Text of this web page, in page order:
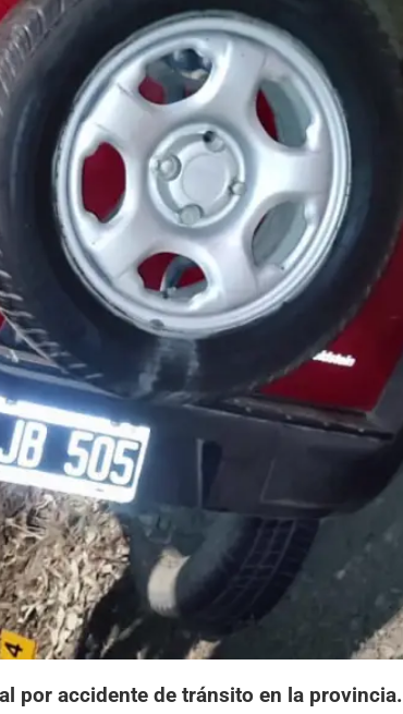
por accidente de tránsito en la provincia.